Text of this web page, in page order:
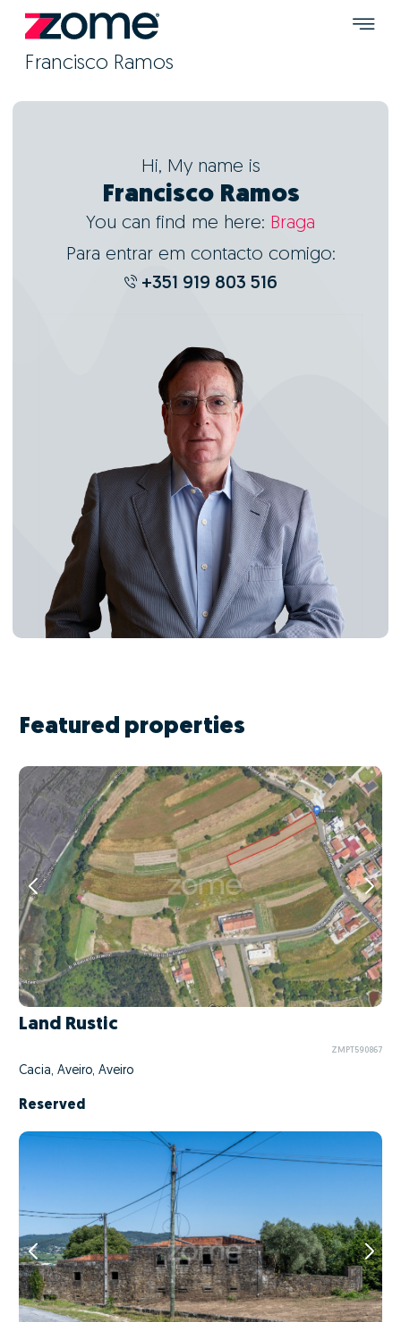
Francisco Ramos
Hi, My name is
Francisco Ramos
You can find me here: Braga
Para entrar em contacto comigo:
+351 919 803 516
Featured properties
Land Rustic
ZMPT590867
Cacia, Aveiro, Aveiro
Reserved